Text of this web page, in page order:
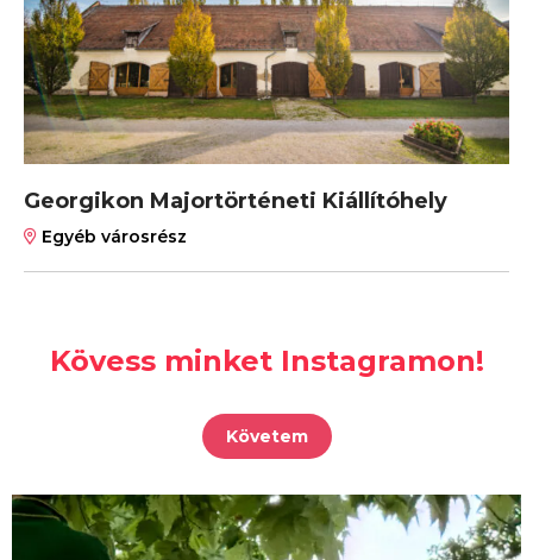
Georgikon Majortörténeti Kiállítóhely
Egyéb városrész
Kövess minket Instagramon!
Követem